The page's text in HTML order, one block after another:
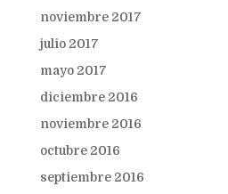
noviembre 2017
julio 2017
mayo 2017
diciembre 2016
noviembre 2016
octubre 2016
septiembre 2016